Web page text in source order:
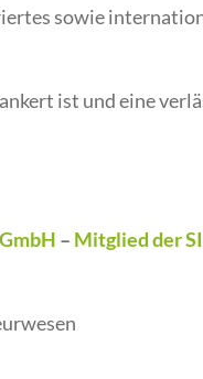
sowie
ist und eine
– Mitglied der